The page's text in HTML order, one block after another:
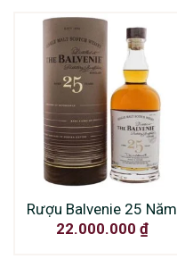
Rượu Balvenie 25 Năm
22.000.000 ₫